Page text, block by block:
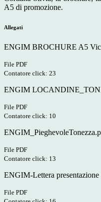
A5 di promozione.
Allegati
ENGIM BROCHURE A5
File PDF
Contatore click: 23
ENGIM
File PDF
Contatore click: 10
File PDF
Contatore click: 13
ENGIM-Lettera
File PDF